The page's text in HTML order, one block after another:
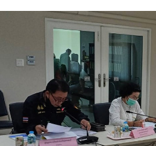
ำแหน่ง
ดซื้อจัดจ้าง
จัดหาพัสดุ